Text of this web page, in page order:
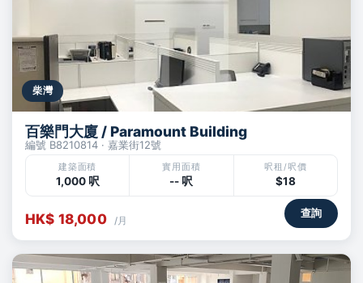
柴灣
百樂門大廈 / Paramount Building
編號 B8210814 · 嘉業街12號
建築面積
1,000 呎
實用面積
-- 呎
呎租/呎價
$18
HK$ 18,000 /月
查詢